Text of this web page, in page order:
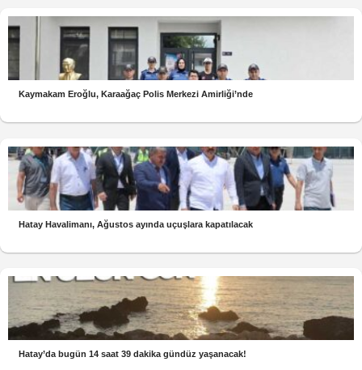
Kaymakam Eroğlu, Karaağaç Polis Merkezi Amirliği’nde
Hatay Havalimanı, Ağustos ayında uçuşlara kapatılacak
Hatay’da bugün 14 saat 39 dakika gündüz yaşanacak!